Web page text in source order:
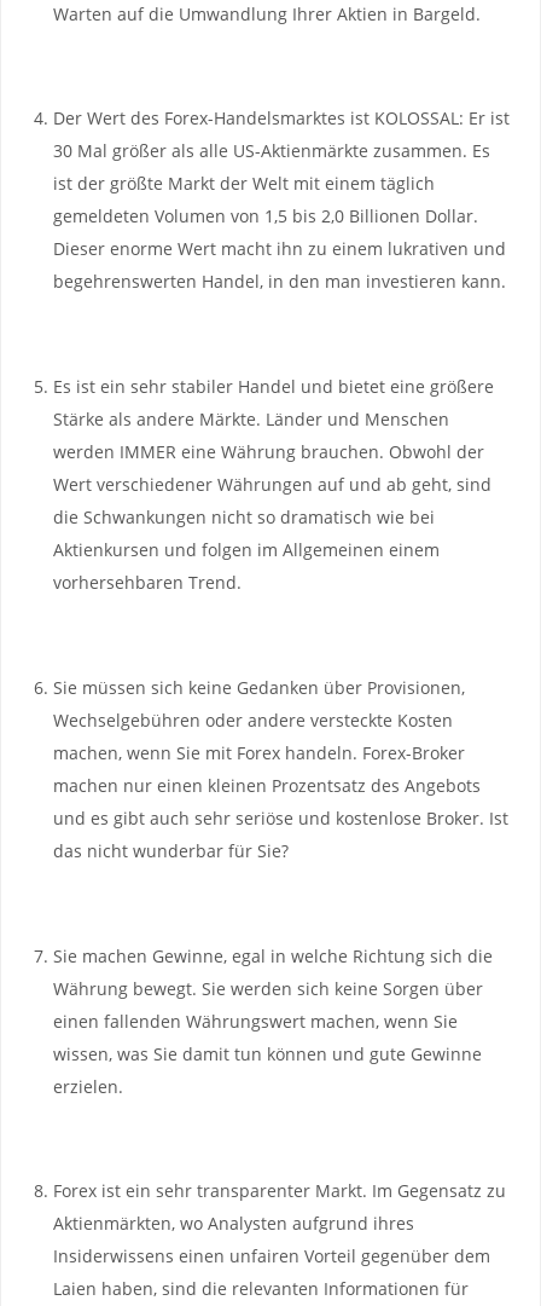
Warten auf die Umwandlung Ihrer Aktien in Bargeld.
Der Wert des Forex-Handelsmarktes ist KOLOSSAL: Er ist
30 Mal größer als alle US-Aktienmärkte zusammen. Es
ist der größte Markt der Welt mit einem täglich
gemeldeten Volumen von 1,5 bis 2,0 Billionen Dollar.
Dieser enorme Wert macht ihn zu einem lukrativen und
begehrenswerten Handel, in den man investieren kann.
Es ist ein sehr stabiler Handel und bietet eine größere
Stärke als andere Märkte. Länder und Menschen
werden IMMER eine Währung brauchen. Obwohl der
Wert verschiedener Währungen auf und ab geht, sind
die Schwankungen nicht so dramatisch wie bei
Aktienkursen und folgen im Allgemeinen einem
vorhersehbaren Trend.
Sie müssen sich keine Gedanken über Provisionen,
Wechselgebühren oder andere versteckte Kosten
machen, wenn Sie mit Forex handeln. Forex-Broker
machen nur einen kleinen Prozentsatz des Angebots
und es gibt auch sehr seriöse und kostenlose Broker. Ist
das nicht wunderbar für Sie?
Sie machen Gewinne, egal in welche Richtung sich die
Währung bewegt. Sie werden sich keine Sorgen über
einen fallenden Währungswert machen, wenn Sie
wissen, was Sie damit tun können und gute Gewinne
erzielen.
Forex ist ein sehr transparenter Markt. Im Gegensatz zu
Aktienmärkten, wo Analysten aufgrund ihres
Insiderwissens einen unfairen Vorteil gegenüber dem
Laien haben, sind die relevanten Informationen für